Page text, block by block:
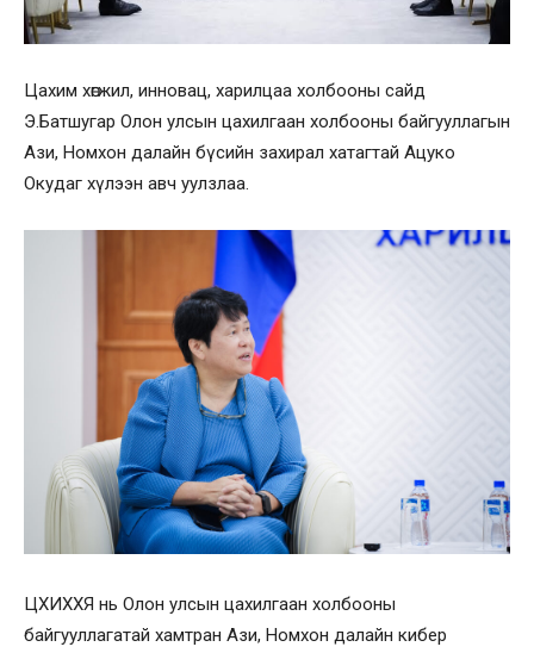
Цахим хөгжил, инновац, харилцаа холбооны сайд
Э.Батшугар Олон улсын цахилгаан холбооны байгууллагын
Ази, Номхон далайн бүсийн захирал хатагтай Ацуко
Окудаг хүлээн авч уулзлаа.
ЦХИХХЯ нь Олон улсын цахилгаан холбооны
байгууллагатай хамтран Ази, Номхон далайн кибер